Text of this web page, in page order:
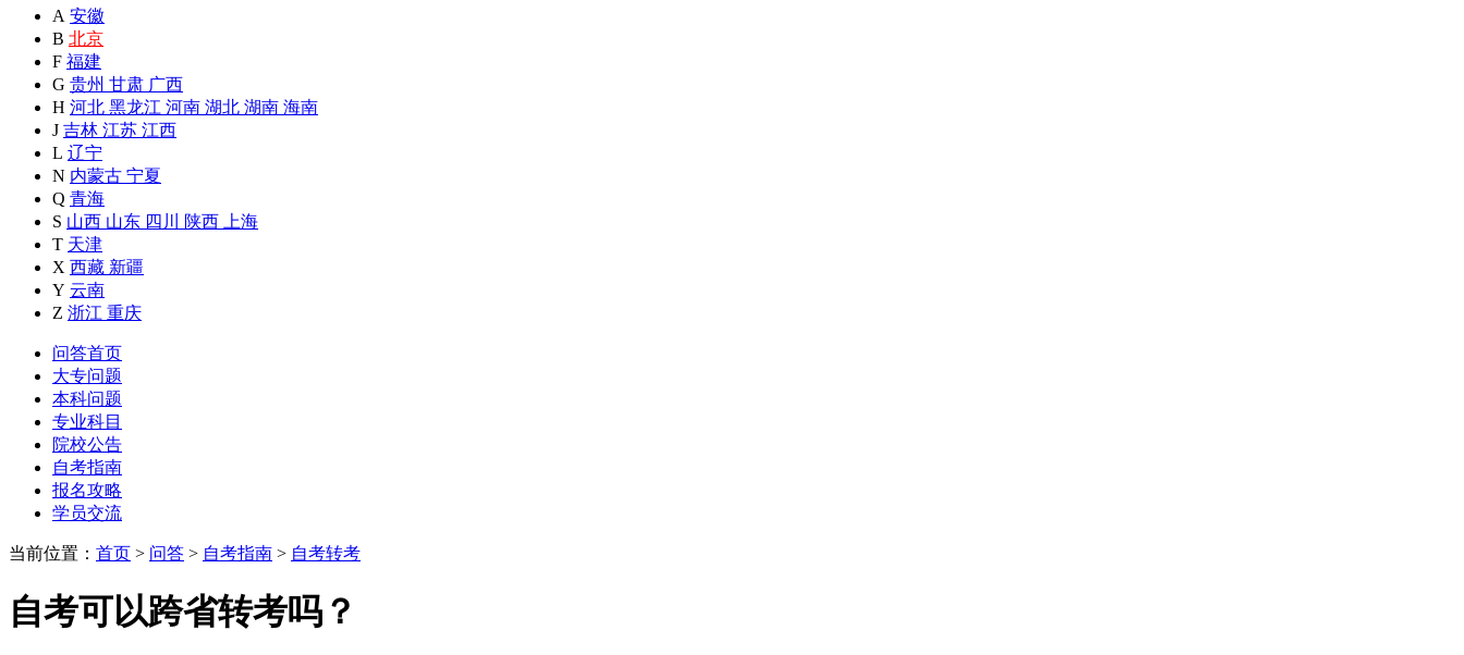
A 安徽
B 北京
F 福建
G 贵州 甘肃 广西
H 河北 黑龙江 河南 湖北 湖南 海南
J 吉林 江苏 江西
L 辽宁
N 内蒙古 宁夏
Q 青海
S 山西 山东 四川 陕西
上海
T 天津
X 西藏 新疆
Y 云南
Z 浙江 重庆
问答首页
大专问题
本科问题
专业科目
院校公告
自考指南
报名攻略
学员交流
当前位置： 首页 > 问答 > 自考指南 > 自考转考
自考可以跨省转考吗？